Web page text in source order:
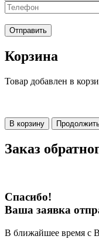
Отправить
Корзина
Товар добавлен в
В корзину
Заказ
Спасибо!
Ваша заявка
В ближайшее время с